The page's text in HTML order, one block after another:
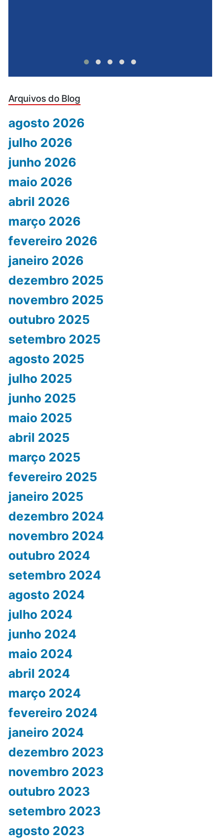
Arquivos do Blog
agosto 2026
julho 2026
junho 2026
maio 2026
abril 2026
março 2026
fevereiro 2026
janeiro 2026
dezembro 2025
novembro 2025
outubro 2025
setembro 2025
agosto 2025
julho 2025
junho 2025
maio 2025
abril 2025
março 2025
fevereiro 2025
janeiro 2025
dezembro 2024
novembro 2024
outubro 2024
setembro 2024
agosto 2024
julho 2024
junho 2024
maio 2024
abril 2024
março 2024
fevereiro 2024
janeiro 2024
dezembro 2023
novembro 2023
outubro 2023
setembro 2023
agosto 2023